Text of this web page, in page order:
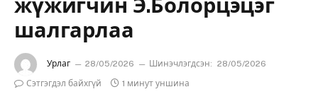
жүжигчин Э.Болорцэцэг
шалгарлаа
Урлаг 28/05/2026 Шинэчлэгдсэн: 28/05/2026
Сэтгэгдэл байхгүй
1 минут уншина